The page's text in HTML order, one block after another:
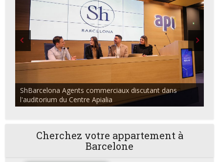
ShBarcelona Agents commerciaux discutant dans
l'auditorium du Centre Apialia
Cherchez votre appartement à
Barcelone